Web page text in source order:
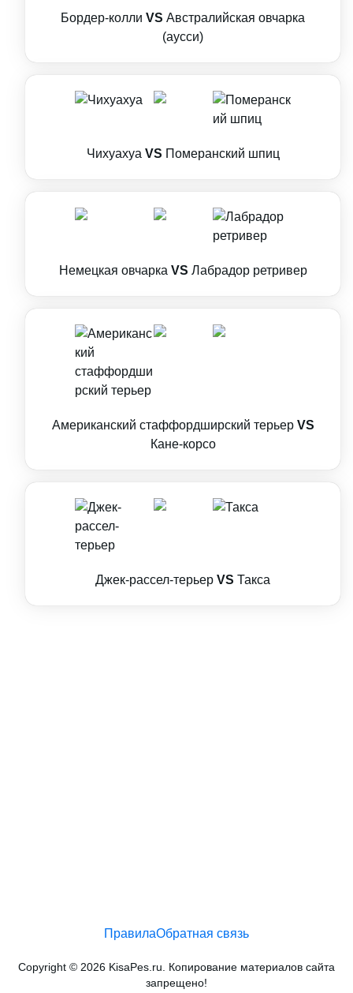
Бордер-колли VS Австралийская овчарка
(аусси)
Чихуахуа VS Померанский шпиц
Немецкая овчарка VS Лабрадор ретривер
Американский стаффордширский терьер VS
Кане-корсо
Джек-рассел-терьер VS Такса
ПравилаОбратная связь
Copyright © 2026 KisaPes.ru. Копирование материалов сайта
запрещено!